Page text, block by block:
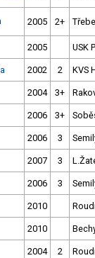
2005 2+
2005 USK
2002 2 KVS
2004 3+
2006 3+
2006 3
2007 3
2006 3
2010
2010
2004 2